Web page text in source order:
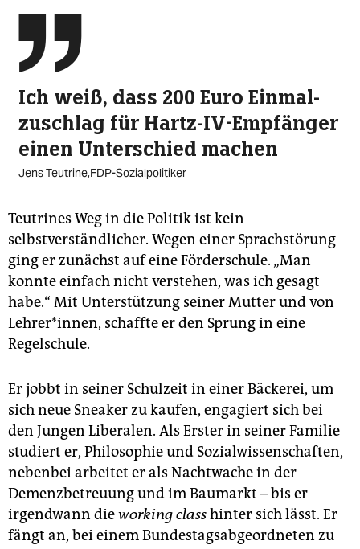

Ich weiß, dass 200 Euro Einmal­
zuschlag für Hartz-IV-Empfänger
einen Unterschied machen
Jens Teutrine,FDP-Sozialpolitiker
Teutrines Weg in die Politik ist kein
selbstverständlicher. Wegen einer Sprachstörung
ging er zunächst auf eine Förderschule. „Man
konnte einfach nicht verstehen, was ich gesagt
habe.“ Mit Unterstützung seiner Mutter und von
Lehrer*innen, schaffte er den Sprung in eine
Regelschule.
Er jobbt in seiner Schulzeit in einer Bäckerei, um
sich neue Sneaker zu kaufen, engagiert sich bei
den Jungen Liberalen. Als Erster in seiner Familie
studiert er, Philosophie und Sozialwissenschaften,
nebenbei arbeitet er als Nachtwache in der
Demenzbetreuung und im Baumarkt – bis er
irgendwann dieworking classhinter sich lässt. Er
fängt an, bei einem Bundestagsabgeordneten zu